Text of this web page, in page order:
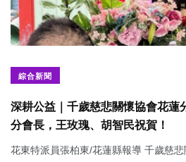
綜合新聞
深耕公益｜千歲慈悲關懷協會花蓮
分會長，王玫瑰、胡智民祝賀！
花東特派員張柏東/花蓮縣報導 千歲慈